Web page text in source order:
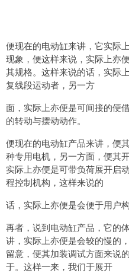
便现在的电动缸来讲，它实际
现象，便这样来说，实际上亦
其规格。这样来说的话，实际
复线段运动者，另一方
面，实际上亦便是可间接的便
的转动与摆动动作。
便现在的电动缸产品来讲，便
种专用电机，另一方面，便其
实际上亦便是可带负荷展开启
程控制机构，这样来说的
话，实际上亦便是会便于用户
再者，说到电动缸产品，它的
讲，实际上亦便是会较的慢的
留意，便其加装调试方面来说
于。这样一来，我们于展开